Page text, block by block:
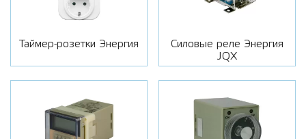
Таймер-розетки Энергия
Силовые реле Энергия
JQX